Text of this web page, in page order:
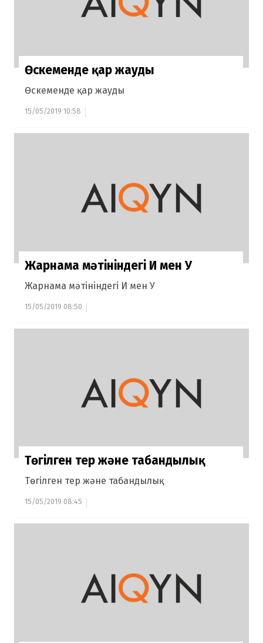
Өскеменде қар жауды
Өскеменде қар жауды
15/05/2019 10:58
Жарнама мәтініндегі И мен У
Жарнама мәтініндегі И мен У
15/05/2019 08:50
Төгілген тер және табандылық
Төгілген тер және табандылық
15/05/2019 08:45